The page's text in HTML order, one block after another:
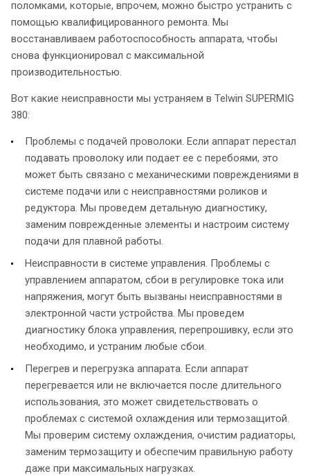
поломками, которые, впрочем, можно быстро устранить с
помощью квалифицированного ремонта. Мы
восстанавливаем работоспособность аппарата, чтобы
снова функционировал с максимальной
производительностью.
Вот какие неисправности мы устраняем в Telwin SUPERMIG
380:
Проблемы с подачей проволоки. Если аппарат перестал
подавать проволоку или подает ее с перебоями, это
может быть связано с механическими повреждениями в
системе подачи или с неисправностями роликов и
редуктора. Мы проведем детальную диагностику,
заменим поврежденные элементы и настроим систему
подачи для плавной работы.
Неисправности в системе управления. Проблемы с
управлением аппаратом, сбои в регулировке тока или
напряжения, могут быть вызваны неисправностями в
электронной части устройства. Мы проведем
диагностику блока управления, перепрошивку, если это
необходимо, и устраним любые сбои.
Перегрев и перегрузка аппарата. Если аппарат
перегревается или не включается после длительного
использования, это может свидетельствовать о
проблемах с системой охлаждения или термозащитой.
Мы проверим систему охлаждения, очистим радиаторы,
заменим термозащиту и обеспечим правильную работу
даже при максимальных нагрузках.